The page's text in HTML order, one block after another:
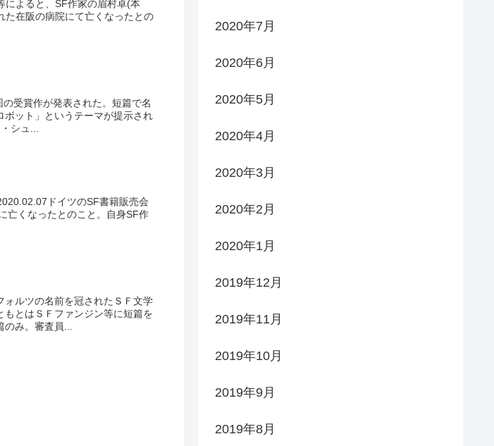
によると、SF作家の眉村卓(本
た在阪の病院にて亡くなったとの
受賞作が発表された。短篇で名
ット」というテーマが提示され
シュ...
ドイツのSF書籍販売会
亡くなったとのこと。自身SF作
ォルツの名前を冠されたＳＦ文学
とはＳＦファンジン等に短篇を
み。審査員...
2020年7月
2020年6月
2020年5月
2020年4月
2020年3月
2020年2月
2020年1月
2019年12月
2019年11月
2019年10月
2019年9月
2019年8月